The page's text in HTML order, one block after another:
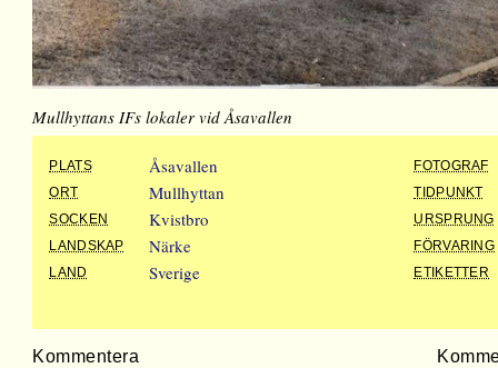
Mullhyttans IFs lokaler vid Åsavallen
PLATS Åsavallen
FOTOGRAF
ORT
Mullhyttan
TIDPUNKT
SOCKEN
Kvistbro
URSPRUNG
LANDSKAP
Närke
FÖRVARING
LAND
Sverige ETIKETTER
Kommentera